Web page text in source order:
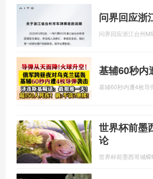
问界回应浙
问界回应浙江台州
基辅60秒内
基辅60秒内遭4枚导
世界杯前墨
论
世界杯前墨西哥城